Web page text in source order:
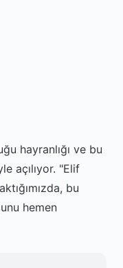
hayranlığı ve bu
açılıyor. "Elif
bu
hemen